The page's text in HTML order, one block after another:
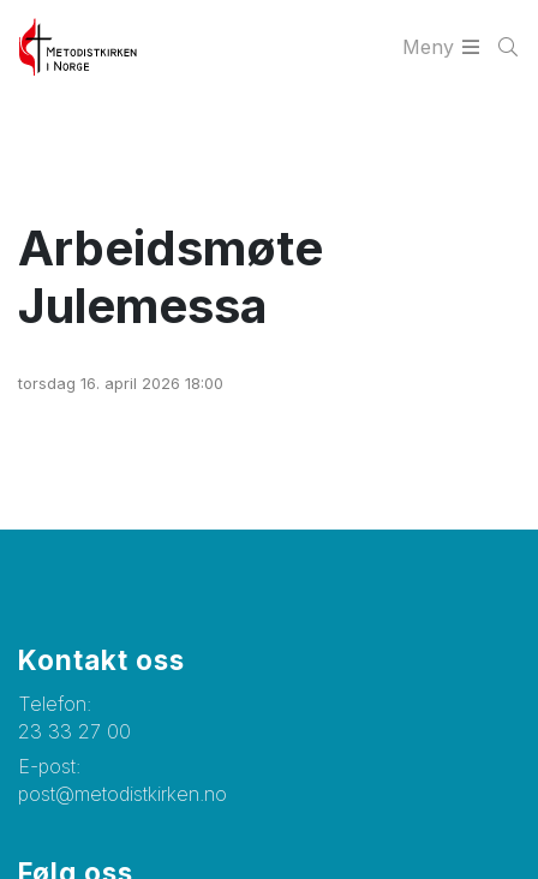
Meny
Arbeidsmøte
Julemessa
torsdag 16. april 2026 18:00
Kontakt oss
Telefon:
23 33 27 00
E-post:
post@metodistkirken.no
Følg oss